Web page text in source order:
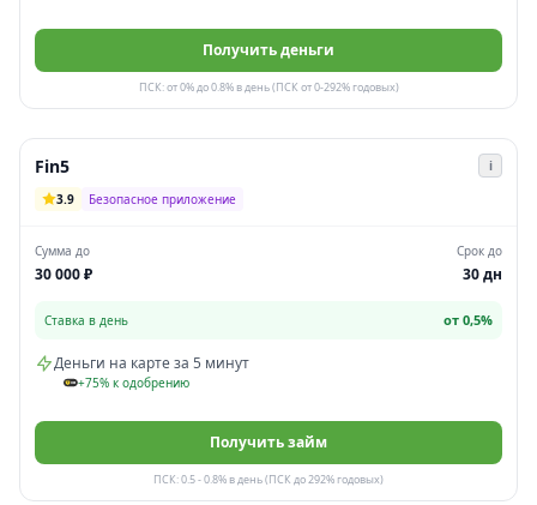
Получить деньги
ПСК: от 0% до 0.8% в день (ПСК от 0-292% годовых)
Fin5
i
3.9
Безопасное приложение
Сумма до
30 000 ₽
Срок до
30 дн
Ставка в день от 0,5%
Деньги на карте за 5 минут
+75% к одобрению
Получить займ
ПСК: 0.5 - 0.8% в день (ПСК до 292% годовых)